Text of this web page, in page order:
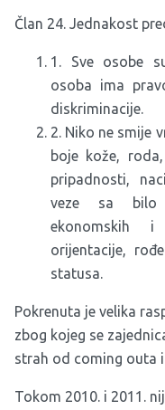
Član 24. Jednakost
1. Sve osobe
osoba ima
diskriminacije.
2. Niko ne smije
boje kože,
pripadnosti,
veze sa bilo
ekonomskih i
orijentacije,
statusa.
Pokrenuta je velika
zbog kojeg se
strah od coming outa
Tokom 2010. i 2011.